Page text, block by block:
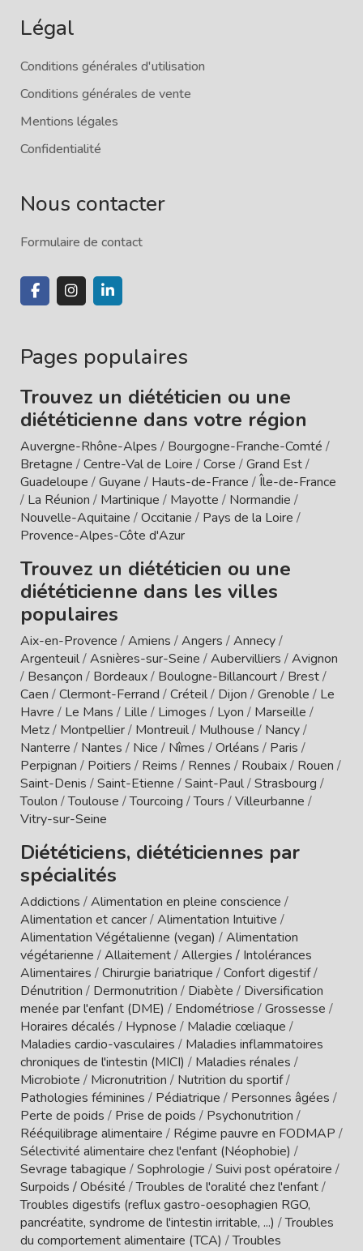
Légal
Conditions générales d'utilisation
Conditions générales de vente
Mentions légales
Confidentialité
Nous contacter
Formulaire de contact
Pages populaires
Trouvez un diététicien ou une
diététicienne dans votre région
Auvergne-Rhône-Alpes / Bourgogne-Franche-Comté /
Bretagne /Centre-Val de Loire /Corse /Grand Est/
Guadeloupe /Guyane / Hauts-de-France /Île-de-France
/ La Réunion / Martinique / Mayotte / Normandie /
Nouvelle-Aquitaine /Occitanie / Pays de la Loire /
Provence-Alpes-Côte d'Azur
Trouvez un diététicien ou une
diététicienne dans les villes
populaires
Aix-en-Provence /Amiens /Angers /Annecy/
Argenteuil/Asnières-sur-Seine /Aubervilliers /Avignon
/ Besançon / Bordeaux/ Boulogne-Billancourt/ Brest/
Caen /Clermont-Ferrand /Créteil/ Dijon /Grenoble / Le
Havre / Le Mans / Lille / Limoges / Lyon / Marseille /
Metz/ Montpellier/ Montreuil/ Mulhouse / Nancy/
Nanterre / Nantes / Nice / Nîmes /Orléans / Paris /
Perpignan / Poitiers / Reims / Rennes / Roubaix/ Rouen /
Saint-Denis /Saint-Etienne /Saint-Paul/Strasbourg /
Toulon /Toulouse /Tourcoing /Tours /Villeurbanne /
Vitry-sur-Seine
Diététiciens, diététiciennes par
spécialités
Addictions /Alimentation en pleine conscience /
Alimentation et cancer/Alimentation Intuitive /
Alimentation Végétalienne (vegan) /Alimentation
végétarienne /Allaitement/Allergies / Intolérances
Alimentaires /Chirurgie bariatrique /Confort digestif/
Dénutrition / Dermonutrition / Diabète / Diversification
menée par l'enfant (DME) / Endométriose /Grossesse /
Horaires décalés / Hypnose / Maladie cœliaque /
Maladies cardio-vasculaires / Maladies inflammatoires
chroniques de l'intestin (MICI) / Maladies rénales /
Microbiote / Micronutrition / Nutrition du sportif/
Pathologies féminines / Pédiatrique / Personnes âgées /
Perte de poids / Prise de poids / Psychonutrition /
Rééquilibrage alimentaire / Régime pauvre en FODMAP /
Sélectivité alimentaire chez l'enfant (Néophobie) /
Sevrage tabagique /Sophrologie /Suivi post opératoire /
Surpoids / Obésité /Troubles de l'oralité chez l'enfant/
Troubles digestifs (reflux gastro-oesophagien RGO,
pancréatite, syndrome de l'intestin irritable, ...) /Troubles
du comportement alimentaire (TCA) /Troubles